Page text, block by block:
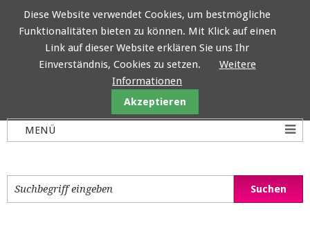
Diese Website verwendet Cookies, um bestmögliche
Funktionalitäten bieten zu können. Mit Klick auf einen
Link auf dieser Website erklären Sie uns Ihr
Einverständnis, Cookies zu setzen.
Weitere
Informationen
Akzeptieren